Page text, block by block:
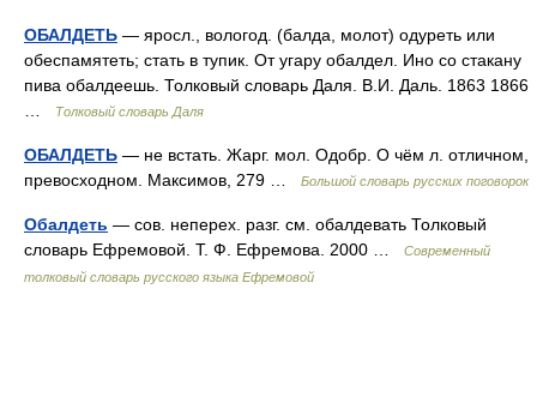
ОБАЛДЕТЬ — яросл., вологод. (балда, молот) одуреть или
обеспамятеть; стать в тупик. От угару обалдел. Ино со стакану
пива обалдеешь. Толковый словарь Даля. В.И. Даль. 1863 1866
Толковый словарь Даля
ОБАЛДЕТЬ — не встать. Жарг. мол. Одобр. О чём л. отличном,
превосходном. Максимов, 279 …
Большой словарь русских поговорок
Обалдеть — сов. неперех. разг. см. обалдевать Толковый
словарь Ефремовой. Т. Ф. Ефремова. 2000 …
Современный
толковый словарь русского языка Ефремовой